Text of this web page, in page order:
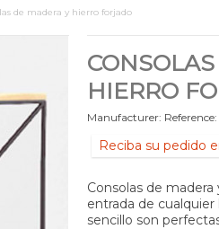
de madera y hierro forjado
HIERRO
Manufacturer: Reference:
Reciba su pedido
Consolas de
entrada de
sencillo son